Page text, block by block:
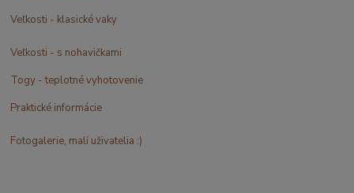
Veľkosti - klasické vaky
Veľkosti - s nohavičkami
Togy - teplotné vyhotovenie
Praktické informácie
Fotogalerie, malí uživatelia :)